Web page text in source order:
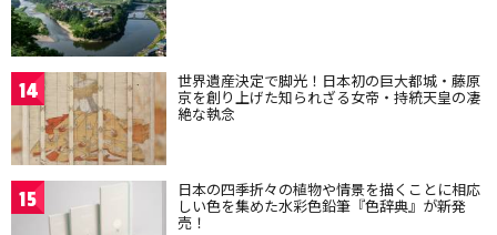
14 世界遺産決定で脚光！日本初の巨大都城・藤原
京を創り上げた知られざる女帝・持統天皇の凄
絶な執念
15 日本の四季折々の植物や情景を描くことに相応
しい色を集めた水彩色鉛筆『色辞典』が新発
売！